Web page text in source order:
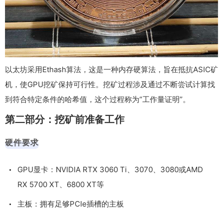
以太坊采用Ethash算法，这是一种内存硬算法，旨在抵抗ASIC矿
机，使GPU挖矿保持可行性。挖矿过程涉及通过不断尝试计算找
到符合特定条件的哈希值，这个过程称为“工作量证明”。
第二部分：挖矿前准备工作
硬件要求
GPU显卡：NVIDIA RTX 3060 Ti、3070、3080或AMD
RX 5700 XT、6800 XT等
主板：拥有足够PCIe插槽的主板